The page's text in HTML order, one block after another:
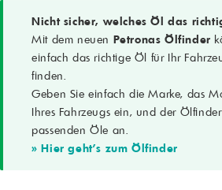
Schutz vor Verschleiß, Ablagerungen,
Oxidationsbeständigkeit; stabile Leistung
Aussehen
Dichte bei 15 °C
0,8637 g/cm³
Kinematische Viskosität @ 100 °C
14,00 mm²/s (cSt)
Viskositätsindex
Flammpunkt (COC)
Nicht sicher, welches Öl das
Mit dem neuen Petronas Ölfinder
einfach das richtige Öl für Ihr
finden.
Geben Sie einfach die Marke, das
Ihres Fahrzeugs ein, und der
passenden Öle an.
» Hier geht's zum Ölfinder